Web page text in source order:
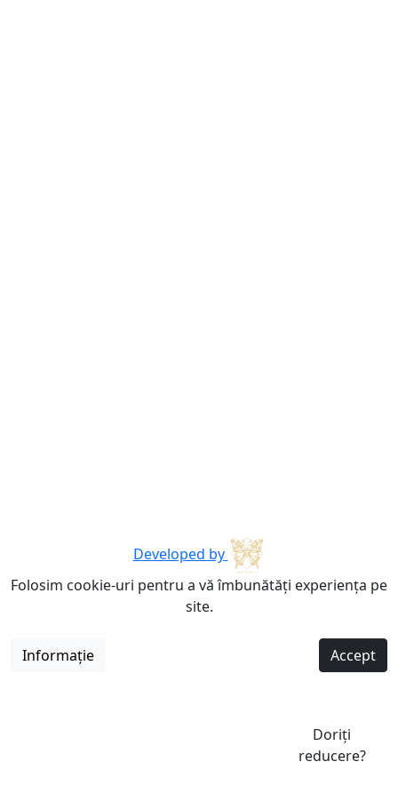
Developed by
Folosim cookie-uri pentru a vă îmbunătăți experiența pe
site.
Informație Accept
Doriți
reducere?